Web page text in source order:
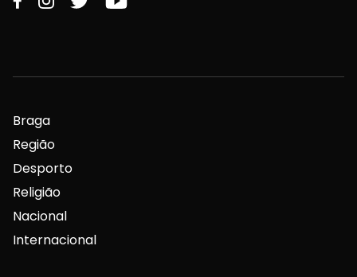
Braga
Região
Desporto
Religião
Nacional
Internacional